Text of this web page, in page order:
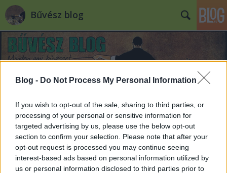
Blog - Do Not Process My Personal Information
If you wish to opt-out of the sale, sharing to third parties, or
processing of your personal or sensitive information for
targeted advertising by us, please use the below opt-out
section to confirm your selection. Please note that after your
opt-out request is processed you may continue seeing
interest-based ads based on personal information utilized by
us or personal information disclosed to third parties prior to
Bűvész blog
Címkék»kontakt_rádió
Dr. Szabó G. Gábor a Kontakt
Rádióban
Kelle Botond•2009. július 15.